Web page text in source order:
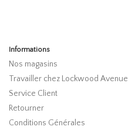
Informations
Nos magasins
Travailler chez Lockwood Avenue
Service Client
Retourner
Conditions Générales